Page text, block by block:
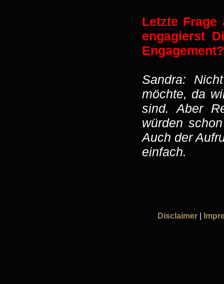
Letzte Frage
engagierst
Engagement?
Sandra:
möchte, da
sind. Aber
würden
Auch der
einfach.
Disclaimer|